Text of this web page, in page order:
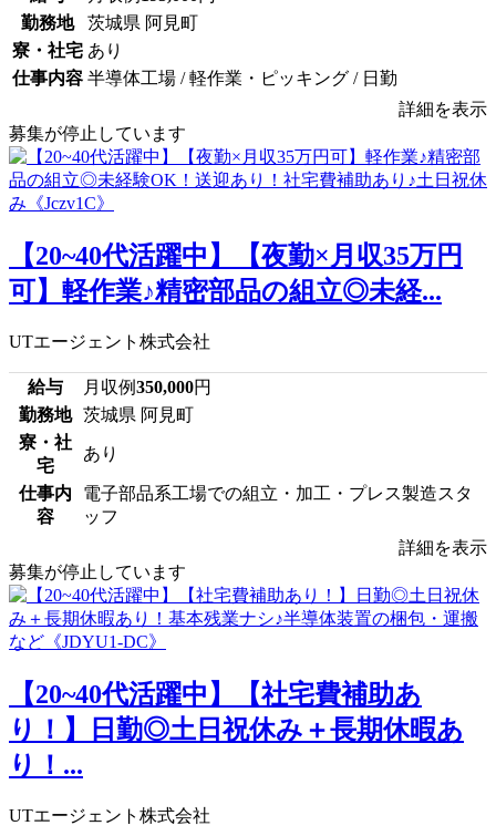
勤務地
茨城県 阿見町
寮・社宅 あり
仕事内容 半導体工場 / 軽作業・ピッキング / 日勤
詳細を表示
募集が停止しています
【20~40代活躍中】【夜勤×月収35万円
可】軽作業♪精密部品の組立◎未経...
UTエージェント株式会社
給与 月収例350,000円
勤務地 茨城県 阿見町
寮・社
宅
あり
仕事内
容
電子部品系工場での組立・加工・プレス製造スタ
ッフ
詳細を表示
募集が停止しています
【20~40代活躍中】【社宅費補助あ
り！】日勤◎土日祝休み＋長期休暇あ
り！...
UTエージェント株式会社